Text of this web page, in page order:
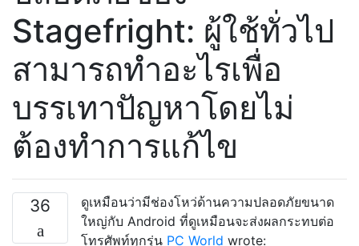
Stagefright: ผู้ใช้ทั่วไป
สามารถทำอะไรเพื่อ
บรรเทาปัญหาโดยไม่
ต้องทำการแก้ไข
36
ดูเหมือนว่ามีช่องโหว่ด้านความปลอดภัยขนาด
ใหญ่กับ Android ที่ดูเหมือนจะส่งผลกระทบต่อ
โทรศัพท์ทุกรุ่น PC World wrote: